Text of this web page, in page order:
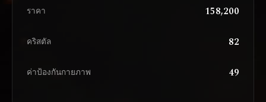
ราคา 158,200
คริสตัล 82
ค่าป้องกันกายภาพ 49